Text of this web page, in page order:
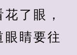
了眼，
眼睛要往